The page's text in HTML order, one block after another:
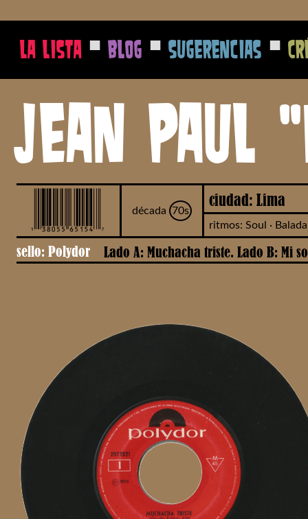
La Lista ■ Blog ■ Sugerencias ■
Jean
década 70s
ciudad: Lima
ritmos: Soul · Balada
sello: Polydor Lado A: Muchacha triste. Lado B: Mi